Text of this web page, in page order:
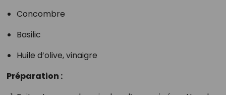
Concombre
Basilic
Huile d’olive, vinaigre
Préparation :